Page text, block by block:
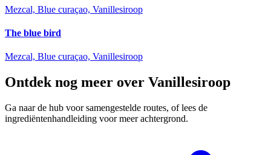
Mezcal, Blue curaçao, Vanillesiroop
The blue bird
Mezcal, Blue curaçao, Vanillesiroop
Ontdek nog meer over Vanillesiroop
Ga naar de hub voor samengestelde routes, of lees de
ingrediëntenhandleiding voor meer achtergrond.